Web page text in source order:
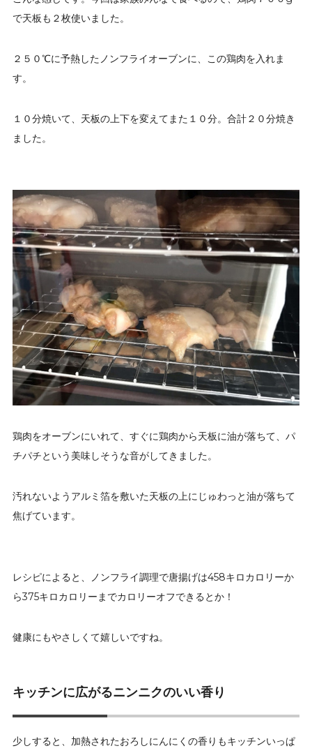
で天板も２枚使いました。
２５０℃に予熱したノンフライオーブンに、この鶏肉を入れま
す。
１０分焼いて、天板の上下を変えてまた１０分。合計２０分焼き
ました。
鶏肉をオーブンにいれて、すぐに鶏肉から天板に油が落ちて、パ
チパチという美味しそうな音がしてきました。
汚れないようアルミ箔を敷いた天板の上にじゅわっと油が落ちて
焦げています。
レシピによると、ノンフライ調理で唐揚げは458キロカロリーか
ら375キロカロリーまでカロリーオフできるとか！
健康にもやさしくて嬉しいですね。
キッチンに広がるニンニクのいい香り
少しすると、加熱されたおろしにんにくの香りもキッチンいっぱ